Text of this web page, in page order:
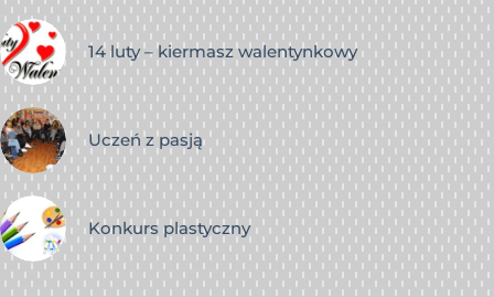
14 luty – kiermasz walentynkowy
Uczeń z pasją
Konkurs plastyczny